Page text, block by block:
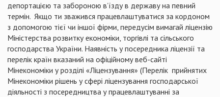
депортацією та забороною в’їзду в державу на певний
термін. Якщо ти зважився працевлаштуватися за кордоном
з допомогою тієї чи іншої фірми, передусім вимагай ліцензію
Міністерства розвитку економіки, торгівлі та сільського
господарства України. Наявність у посередника ліцензії та
перелік країн вказаний на офіційному веб-сайті
Мінекономіки у розділі «Ліцензування» (Перелік прийнятих
Мінекономіки рішень у сфері ліцензування господарської
діяльності з посередництва у працевлаштуванні за